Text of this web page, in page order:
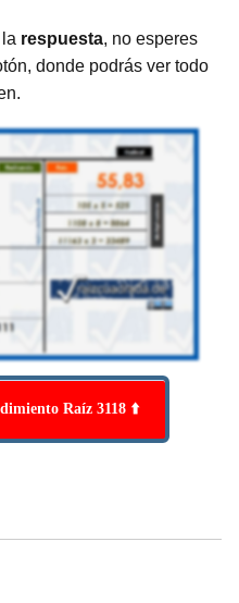
respuesta, no esperes
donde podrás ver todo
Raíz 3118 ⬆️